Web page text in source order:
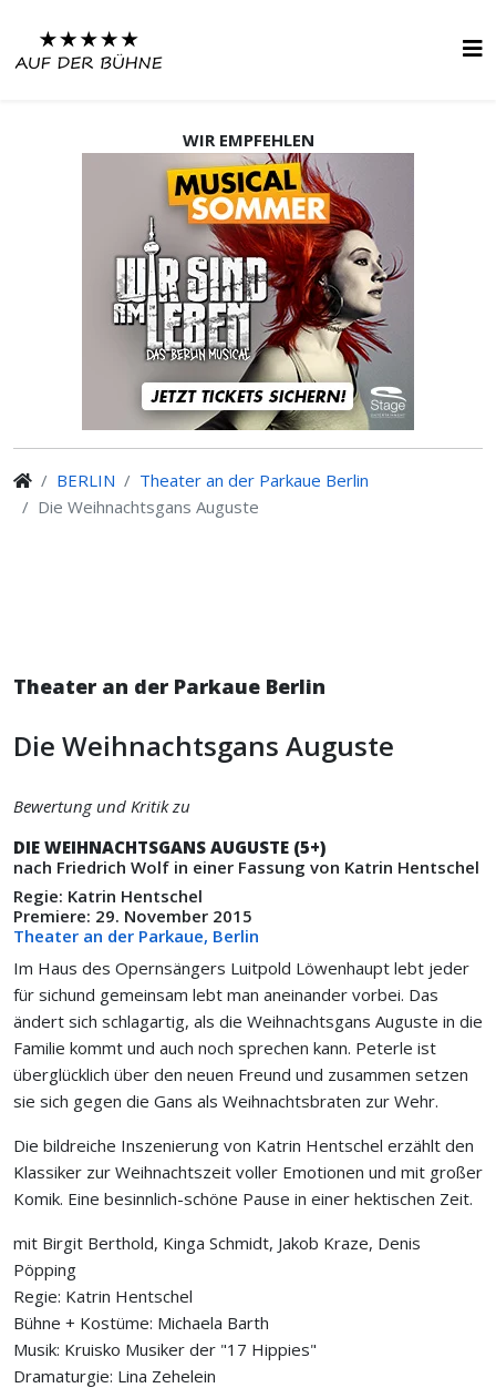
WIR EMPFEHLEN
BERLIN
Theater an der Parkaue Berlin
Die Weihnachtsgans Auguste
Theater an der Parkaue Berlin
Die Weihnachtsgans Auguste
Bewertung und Kritik zu
DIE WEIHNACHTSGANS AUGUSTE (5+)
nach Friedrich Wolf in einer Fassung von Katrin Hentschel
Regie: Katrin Hentschel
Premiere: 29. November 2015
Theater an der Parkaue, Berlin
Im Haus des Opernsängers Luitpold Löwenhaupt lebt jeder
für sichund gemeinsam lebt man aneinander vorbei. Das
ändert sich schlagartig, als die Weihnachtsgans Auguste in die
Familie kommt und auch noch sprechen kann. Peterle ist
überglücklich über den neuen Freund und zusammen setzen
sie sich gegen die Gans als Weihnachtsbraten zur Wehr.
Die bildreiche Inszenierung von Katrin Hentschel erzählt den
Klassiker zur Weihnachtszeit voller Emotionen und mit großer
Komik. Eine besinnlich-schöne Pause in einer hektischen Zeit.
mit Birgit Berthold, Kinga Schmidt, Jakob Kraze, Denis
Pöpping
Regie: Katrin Hentschel
Bühne + Kostüme: Michaela Barth
Musik: Kruisko Musiker der "17 Hippies"
Dramaturgie: Lina Zehelein